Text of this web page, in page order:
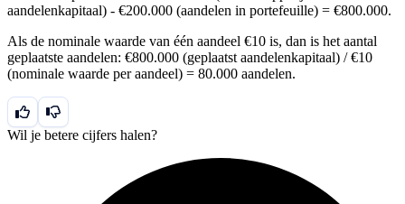
aandelenkapitaal) - €200.000 (aandelen in portefeuille) = €800.000.
Als de nominale waarde van één aandeel €10 is, dan is het aantal
geplaatste aandelen: €800.000 (geplaatst aandelenkapitaal) / €10
(nominale waarde per aandeel) = 80.000 aandelen.
Wil je betere cijfers halen?